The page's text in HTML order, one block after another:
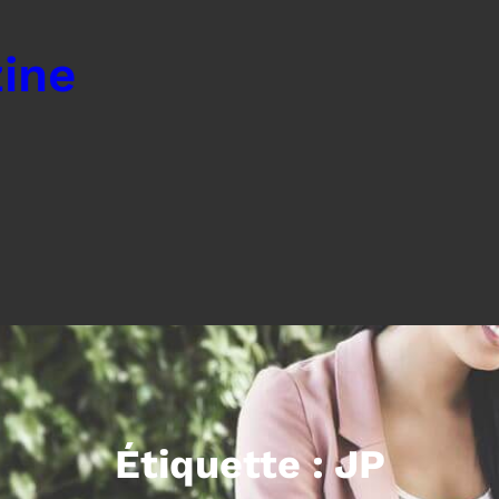
Étiquette :JP